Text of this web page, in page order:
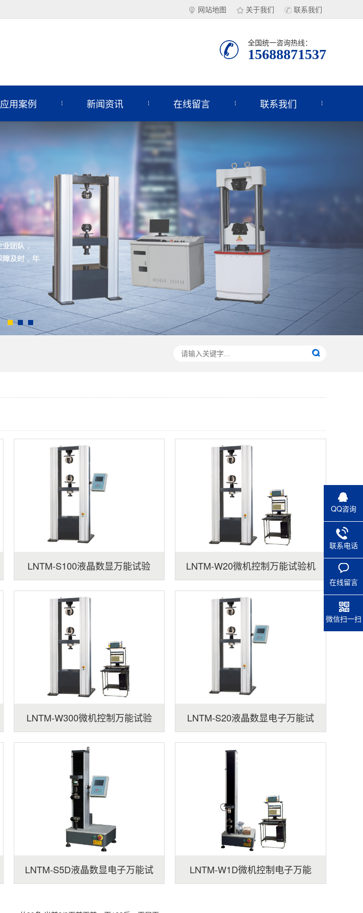
网站地图 关于我们 联系我们
全国统一咨询热线：
15688871537
应用案例 新闻资讯 在线留言 联系我们
LNTM-S100液晶数显万能试验
机
LNTM-W20微机控制万能试验机
LNTM-W300微机控制万能试验
机
LNTM-S20液晶数显电子万能试
验机
LNTM-S5D液晶数显电子万能试
LNTM-W1D微机控制电子万能
QQ咨询
联系电话
在线留言
微信扫一扫